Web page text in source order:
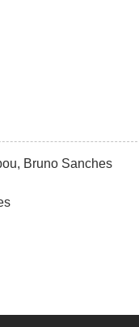
Bruno Sanches